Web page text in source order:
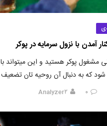
مشغول پوکر هستید و این میتواند
که به دنبال آن روحیه تان
۰ Analyzer۲